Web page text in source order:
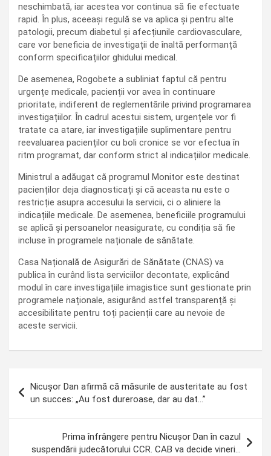
neschimbată, iar acestea vor continua să fie efectuate
rapid. În plus, aceeași regulă se va aplica și pentru alte
patologii, precum diabetul și afecțiunile cardiovasculare,
care vor beneficia de investigații de înaltă performanță
conform specificațiilor ghidului medical.
De asemenea, Rogobete a subliniat faptul că pentru
urgențe medicale, pacienții vor avea în continuare
prioritate, indiferent de reglementările privind programarea
investigațiilor. În cadrul acestui sistem, urgențele vor fi
tratate ca atare, iar investigațiile suplimentare pentru
reevaluarea pacienților cu boli cronice se vor efectua în
ritm programat, dar conform strict al indicațiilor medicale.
Ministrul a adăugat că programul Monitor este destinat
pacienților deja diagnosticați și că aceasta nu este o
restricție asupra accesului la servicii, ci o aliniere la
indicațiile medicale. De asemenea, beneficiile programului
se aplică și persoanelor neasigurate, cu condiția să fie
incluse în programele naționale de sănătate.
Casa Națională de Asigurări de Sănătate (CNAS) va
publica în curând lista serviciilor decontate, explicând
modul în care investigațiile imagistice sunt gestionate prin
programele naționale, asigurând astfel transparență și
accesibilitate pentru toți pacienții care au nevoie de
aceste servicii.
în
articole
Nicușor Dan afirmă că măsurile de austeritate au fost
un succes: „Au fost dureroase, dar au dat…”
Prima înfrângere pentru Nicușor Dan în cazul
suspendării judecătorului CCR. CAB va decide vineri…